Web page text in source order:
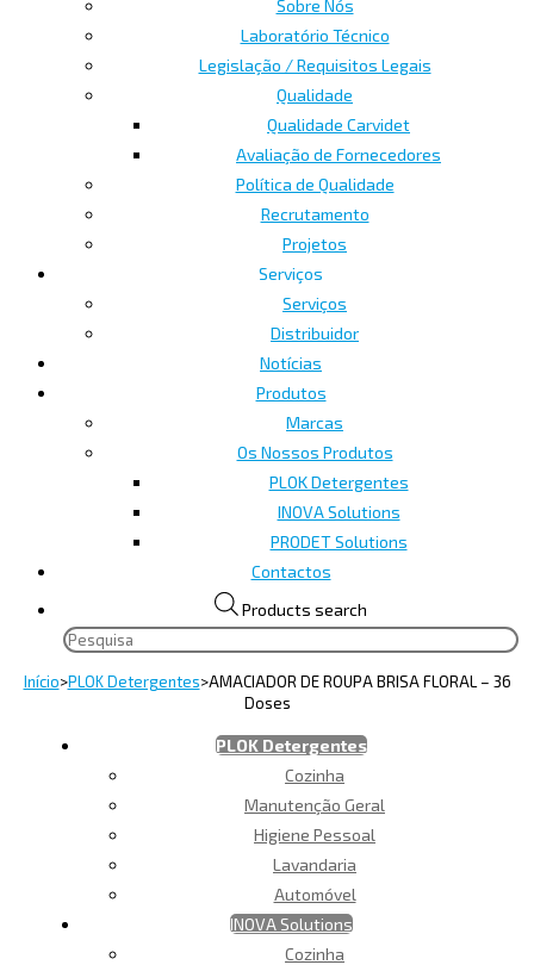
Sobre Nós
Laboratório Técnico
Legislação / Requisitos Legais
Qualidade
Qualidade Carvidet
Avaliação de Fornecedores
Política de Qualidade
Recrutamento
Projetos
Serviços
Serviços
Distribuidor
Notícias
Produtos
Marcas
Os Nossos Produtos
PLOK Detergentes
INOVA Solutions
PRODET Solutions
Contactos
Products search
Início>PLOK Detergentes>AMACIADOR DE ROUPA BRISA FLORAL – 36
Doses
PLOK Detergentes
Cozinha
Manutenção Geral
Higiene Pessoal
Lavandaria
Automóvel
INOVA Solutions
Cozinha